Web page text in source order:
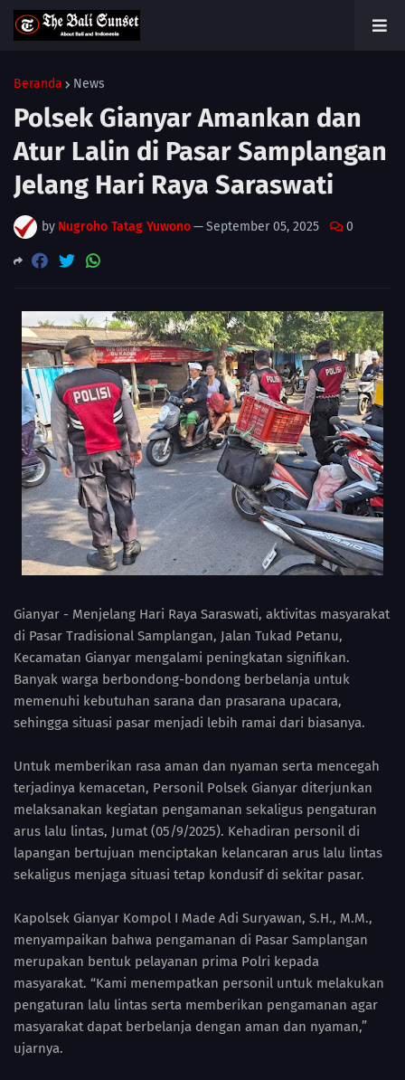
Beranda News
Polsek Gianyar Amankan dan
Atur Lalin di Pasar Samplangan
Jelang Hari Raya Saraswati
by Nugroho Tatag Yuwono—September 05, 2025 0
Gianyar - Menjelang Hari Raya Saraswati, aktivitas masyarakat
di Pasar Tradisional Samplangan, Jalan Tukad Petanu,
Kecamatan Gianyar mengalami peningkatan signifikan.
Banyak warga berbondong-bondong berbelanja untuk
memenuhi kebutuhan sarana dan prasarana upacara,
sehingga situasi pasar menjadi lebih ramai dari biasanya.
Untuk memberikan rasa aman dan nyaman serta mencegah
terjadinya kemacetan, Personil Polsek Gianyar diterjunkan
melaksanakan kegiatan pengamanan sekaligus pengaturan
arus lalu lintas, Jumat (05/9/2025). Kehadiran personil di
lapangan bertujuan menciptakan kelancaran arus lalu lintas
sekaligus menjaga situasi tetap kondusif di sekitar pasar.
Kapolsek Gianyar Kompol I Made Adi Suryawan, S.H., M.M.,
menyampaikan bahwa pengamanan di Pasar Samplangan
merupakan bentuk pelayanan prima Polri kepada
masyarakat. “Kami menempatkan personil untuk melakukan
pengaturan lalu lintas serta memberikan pengamanan agar
masyarakat dapat berbelanja dengan aman dan nyaman,”
ujarnya.